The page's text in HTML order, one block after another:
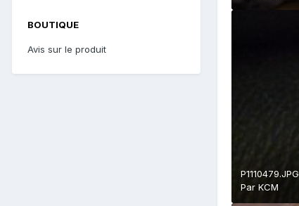
BOUTIQUE
Avis sur le produit
P1110479.JPG
Par KCM